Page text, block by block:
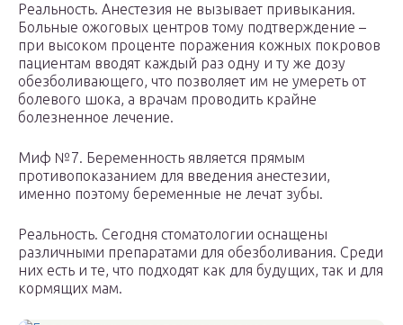
Реальность. Анестезия не вызывает привыкания.
Больные ожоговых центров тому подтверждение –
при высоком проценте поражения кожных покровов
пациентам вводят каждый раз одну и ту же дозу
обезболивающего, что позволяет им не умереть от
болевого шока, а врачам проводить крайне
болезненное лечение.
Миф №7. Беременность является прямым
противопоказанием для введения анестезии,
именно поэтому беременные не лечат зубы.
Реальность. Сегодня стоматологии оснащены
различными препаратами для обезболивания. Среди
них есть и те, что подходят как для будущих, так и для
кормящих мам.